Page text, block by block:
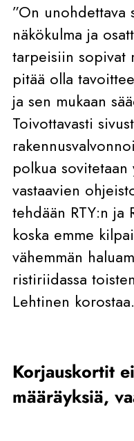
”On unohdettava
näkökulma ja
tarpeisiin sopivat
pitää olla
ja sen mukaan
Toivottavasti
polkua sovitetaan
vastaavien
tehdään RTY:n ja
koska emme
vähemmän
ristiriidassa
Lehtinen korostaa.
Korjauskortit
määräyksiä,